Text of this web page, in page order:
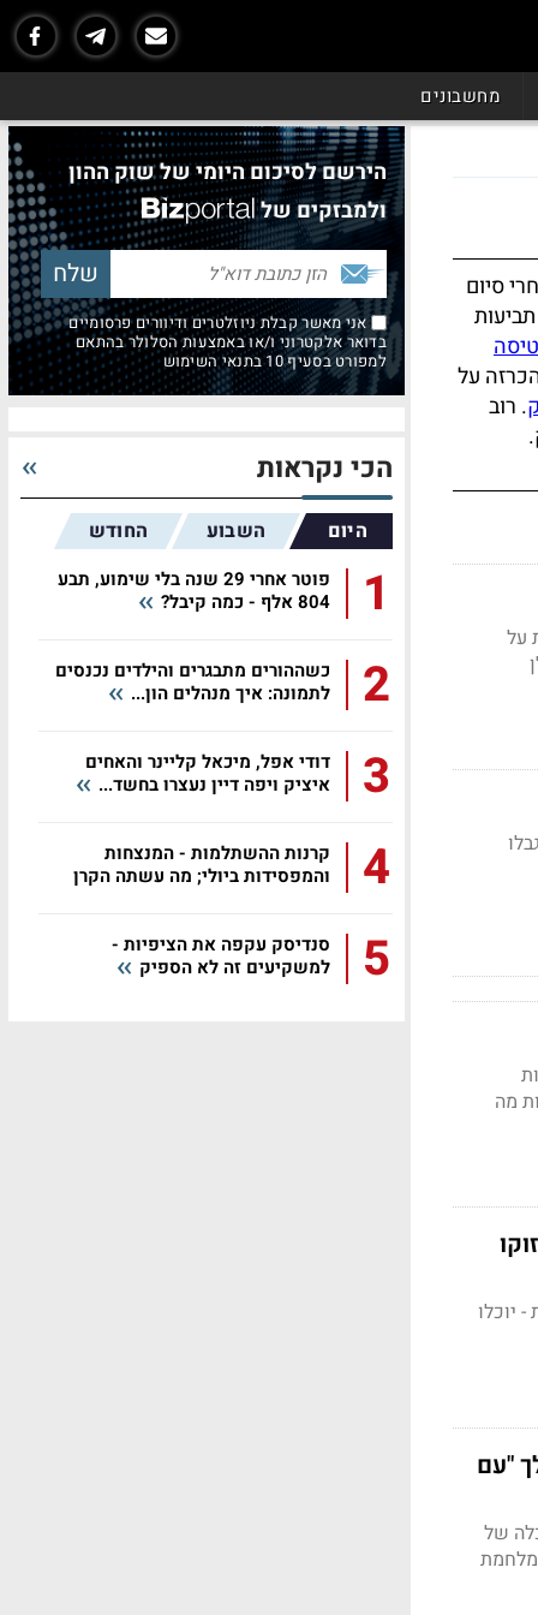
מחשבונים
סיום
על
. רוב
על
מה
יוכלו
"עם
של
הירשם לסיכום היומי של שוק ההון
ולמבזקים של
אני מאשר קבלת ניוזלטרים ודיוורים פרסומיים
בדואר אלקטרוני ו/או באמצעות הסלולר בהתאם
למפורט בסעיף 10 בתנאי השימוש
הכי נקראות
היום השבוע החודש
1
פוטר אחרי 29 שנה בלי שימוע, תבע
804 אלף - כמה קיבל?
2
כשההורים מתבגרים והילדים נכנסים
לתמונה: איך מנהלים הון...
3
דודי אפל, מיכאל קליינר והאחים
איציק ויפה דיין נעצרו בחשד...
4
קרנות ההשתלמות - המנצחות
והמפסידות ביולי; מה עשתה הקרן
5
סנדיסק עקפה את הציפיות -
למשקיעים זה לא הספיק